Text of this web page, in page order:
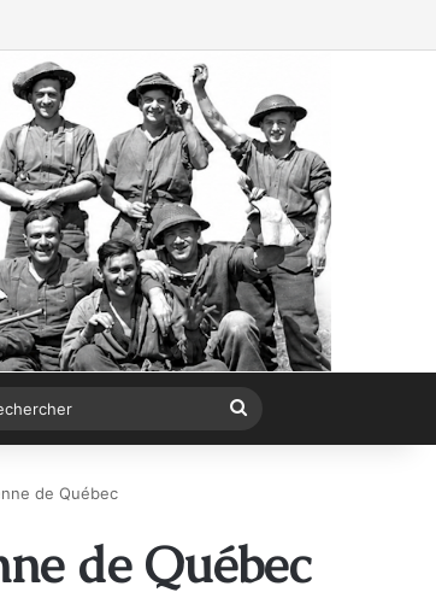
hasard
(barre latérale)
(barre latérale)
de Québec
de Québec